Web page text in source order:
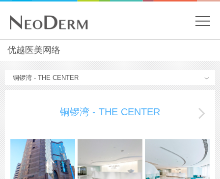
開
關
目
錄
容
始
优越医美网络
Menu
铜锣湾 - THE CENTER